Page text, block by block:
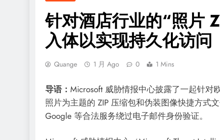
针对酒店行业的“照片
入体以实现持久化访问
Quange 1 月 Ago 0 1 Mins
导语： Microsoft 威胁情报中心披露了一起针对
照片为主题的 ZIP 压缩包和伪装图像快捷方式
Google 等合法服务绕过电子邮件身份验证。